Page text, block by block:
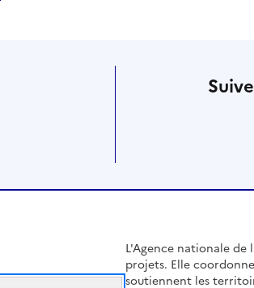
L'Agence nationale
projets. Elle
soutiennent les